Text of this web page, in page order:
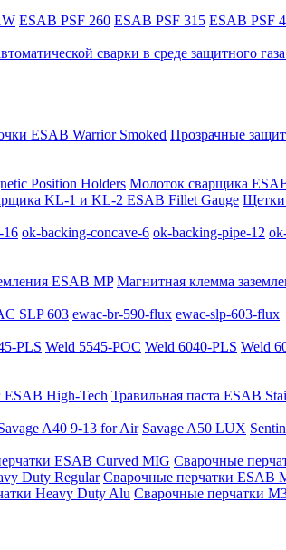
ESAB PSF 260 ESAB PSF 315 ESAB PSF
сварки в среде защитного
ESAB Warrior Smoked Прозрачные
Position Holders Молоток сварщика
KL-1 и KL-2 ESAB Fillet Gauge Щетки
16 ok-backing-concave-6 ok-backing-pipe-12
ESAB MP Магнитная клемма
SLP 603 ewac-br-590-flux ewac-slp-603-flux
PLS Weld 5545-POC Weld 6040-PLS Weld
ESAB High-Tech Травильная паста ESAB
A40 9-13 for Air Savage A50 LUX
ESAB Curved MIG Сварочные
Duty Regular Сварочные перчатки ESAB
Heavy Duty Alu Сварочные перчатки